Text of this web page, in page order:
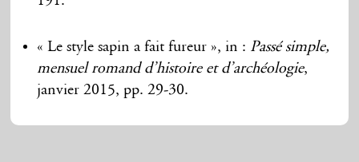
« Le style sapin a fait fureur », in : Passé simple,
mensuel romand d’histoire et d’archéologie,
janvier 2015, pp. 29-30.